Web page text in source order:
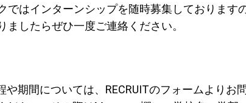
ではインターンシップを随時募集しております
ましたらぜひ一度ご連絡ください。
や期間については、 RECRUITのフォームよりお